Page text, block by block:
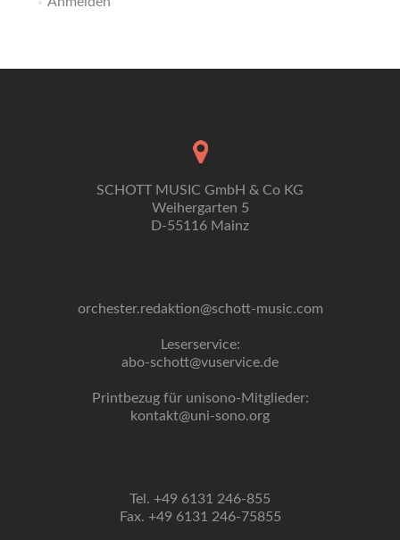
SCHOTT MUSIC GmbH & Co KG
Weihergarten 5
D-55116 Mainz
orchester.redaktion@schott-music.com
Leserservice:
abo-schott@vuservice.de
Printbezug für unisono-Mitglieder:
kontakt@uni-sono.org
Tel. +49 6131 246-855
Fax. +49 6131 246-75855